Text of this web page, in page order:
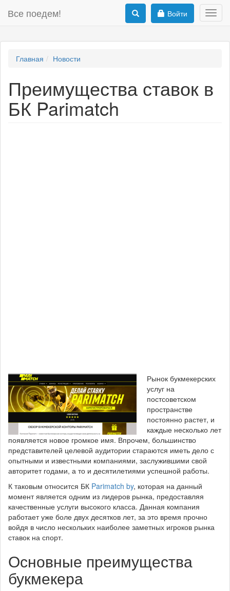
Все поедем! Войти
Главная Новости
Преимущества ставок в
БК Parimatch
Рынок букмекерских
услуг на
постсоветском
пространстве
постоянно растет, и
каждые несколько лет
появляется новое громкое имя. Впрочем, большинство
представителей целевой аудитории стараются иметь дело с
опытными и известными компаниями, заслужившими свой
авторитет годами, а то и десятилетиями успешной работы.
К таковым относится БК Parimatch by, которая на данный
момент является одним из лидеров рынка, предоставляя
качественные услуги высокого класса. Данная компания
работает уже боле двух десятков лет, за это время прочно
войдя в число нескольких наиболее заметных игроков рынка
ставок на спорт.
Основные преимущества
букмекера